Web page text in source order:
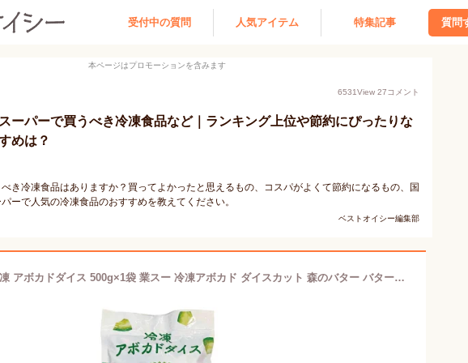
受付中の質問 人気アイテム 特集記事 質問
本ページはプロモーションを含みます
6531View 27コメント
ーパーで買うべき冷凍食品など｜ランキング上位や節約にぴったりな
めは？
き冷凍食品はありますか？買ってよかったと思えるもの、コスパがよくて節約になるもの、国
ーで人気の冷凍食品のおすすめを教えてください。
ベストオイシー編集部
業務スーパー 冷凍 アボカドダイス 500g×1袋 業スー 冷凍アボカド ダイスカット 森のバター バターフルーツ カットフルーツ